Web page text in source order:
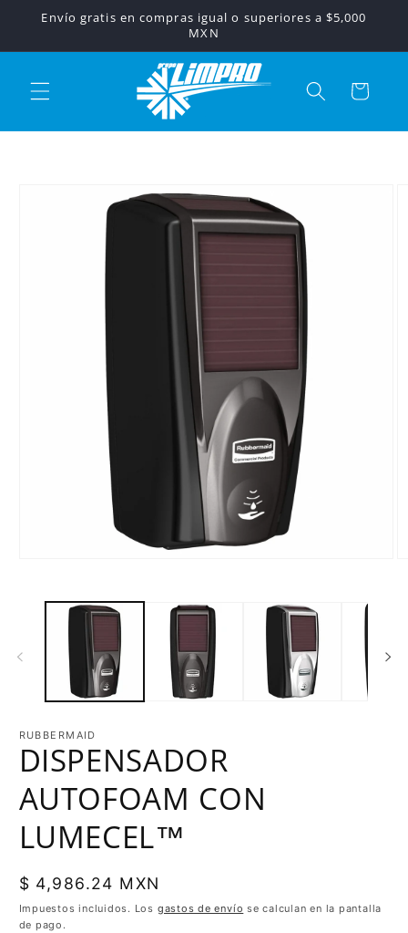
directamente
Envío gratis en compras igual o superiores a $5,000
MXN
Carrito
del producto
RUBBERMAID
DISPENSADOR
AUTOFOAM CON
LUMECEL™
Precio
habitual
$ 4,986.24 MXN
Impuestos incluidos. Los gastos de envío se calculan en la pantalla
de pago.